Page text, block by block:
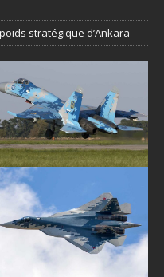
stratégique d’Ankara